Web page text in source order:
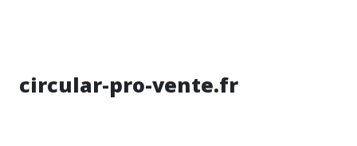
circular-pro-vente.fr